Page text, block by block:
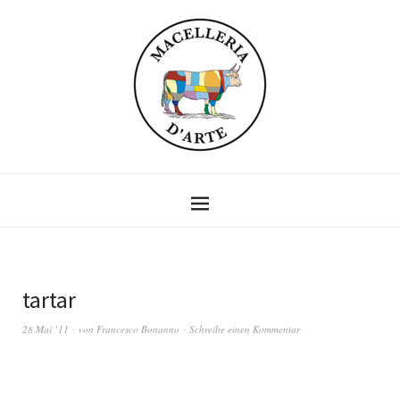
tartar
28 Mai ’11 von Francesco Bonanno Schreibe einen Kommentar